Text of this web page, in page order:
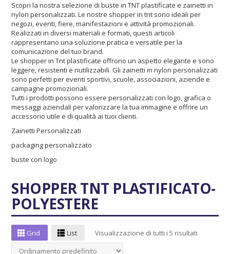
Scopri la nostra selezione di buste in TNT plastificate e zainetti in
nylon personalizzati. Le nostre shopper in tnt sono ideali per
negozi, eventi, fiere, manifestazioni e attività promozionali.
Realizzati in diversi materiali e formati, questi articoli
rappresentano una soluzione pratica e versatile per la
comunicazione del tuo brand.
Le shopper in Tnt plastificate offrono un aspetto elegante e sono
leggere, resistenti e riutilizzabili. Gli zainetti in nylon personalizzati
sono perfetti per eventi sportivi, scuole, associazioni, aziende e
campagne promozionali.
Tutti i prodotti possono essere personalizzati con logo, grafica o
messaggi aziendali per valorizzare la tua immagine e offrire un
accessorio utile e di qualità ai tuoi clienti.
Zainetti Personalizzati
packaging personalizzato
buste con logo
SHOPPER TNT PLASTIFICATO-
POLYESTERE
Grid List Visualizzazione di tutti i 5 risultati